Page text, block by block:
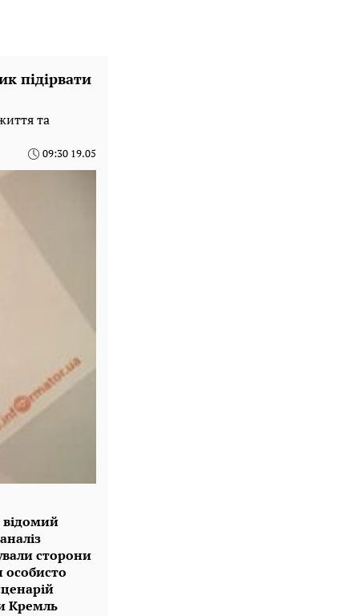
підірвати
та
09:30 19.05
відомий
сторони
особисто
Кремль